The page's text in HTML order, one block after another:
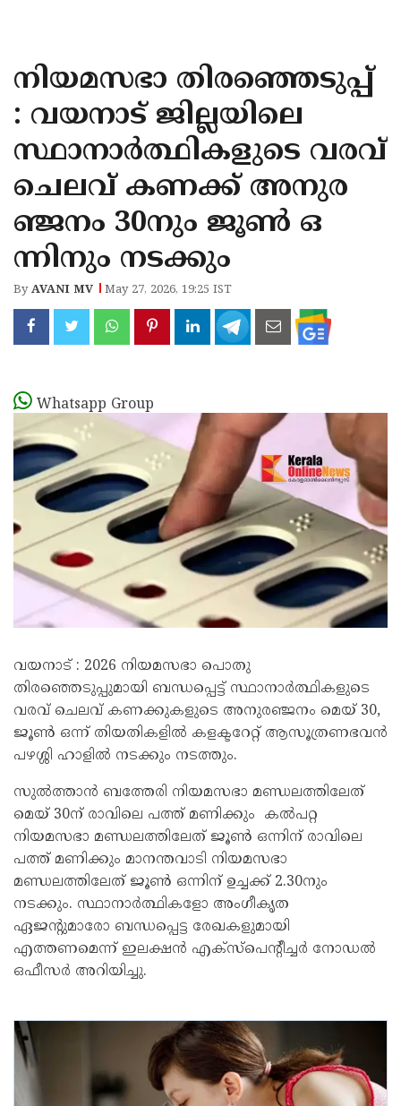
KANNUR
KASARAGOD
നിയമസഭാ തിരഞ്ഞെടുപ്പ്
: വയനാട് ജില്ലയിലെ
സ്ഥാനാർത്ഥികളുടെ വരവ്
ചെലവ് കണക്ക് അനുര
ഞ്ജനം 30നും ജൂൺ ഒ
ന്നിനും നടക്കും
ByAVANI MV May 27, 2026, 19:25 IST
Whatsapp Group
വയനാട് : 2026 നിയമസഭാ പൊതു
തിരഞ്ഞെടുപ്പുമായി ബന്ധപ്പെട്ട് സ്ഥാനാർത്ഥികളുടെ
വരവ് ചെലവ് കണക്കുകളുടെ അനുരഞ്ജനം മെയ് 30,
ജൂൺ ഒന്ന് തിയതികളിൽ കളക്ടറേറ്റ് ആസൂത്രണഭവൻ
പഴശ്ശി ഹാളിൽ നടക്കും നടത്തും.
സുൽത്താൻ ബത്തേരി നിയമസഭാ മണ്ഡലത്തിലേത്
മെയ് 30ന് രാവിലെ പത്ത് മണിക്കും കൽപറ്റ
നിയമസഭാ മണ്ഡലത്തിലേത് ജൂൺ ഒന്നിന് രാവിലെ
പത്ത് മണിക്കും മാനന്തവാടി നിയമസഭാ
മണ്ഡലത്തിലേത് ജൂൺ ഒന്നിന് ഉച്ചക്ക് 2.30നും
നടക്കും. സ്ഥാനാർത്ഥികളോ അംഗീകൃത
ഏജന്റുമാരോ ബന്ധപ്പെട്ട രേഖകളുമായി
എത്തണമെന്ന് ഇലക്ഷൻ എക്‌സ്‌പെന്റീച്ചർ നോഡൽ
ഒഫീസർ അറിയിച്ചു.